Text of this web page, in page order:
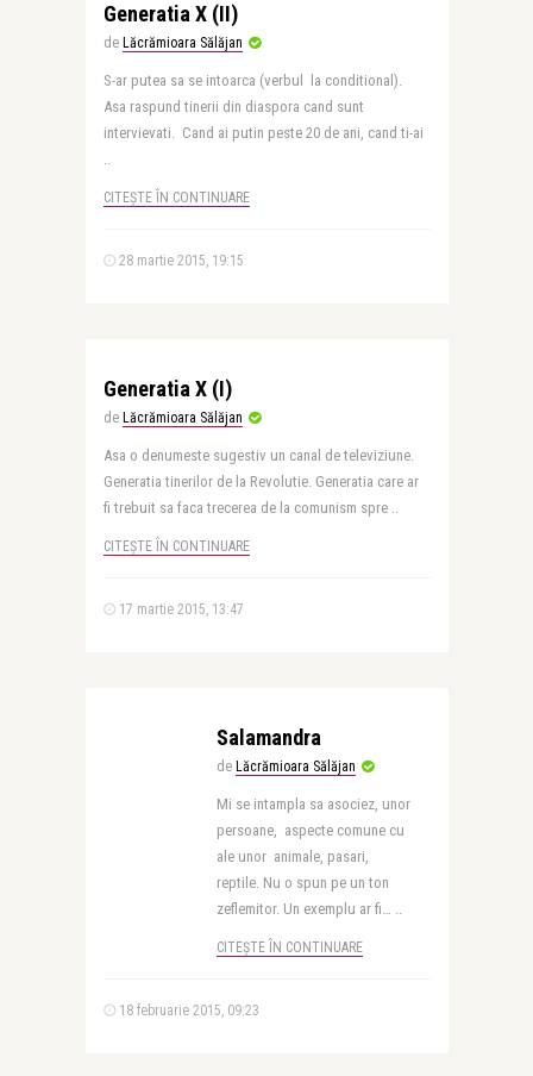
Generatia X (II)
de Lăcrămioara Sălăjan
S-ar putea sa se intoarca (verbul la conditional).
Asa raspund tinerii din diaspora cand sunt
intervievati. Cand ai putin peste 20 de ani, cand ti-ai
..
CITEȘTE ÎN CONTINUARE
28 martie 2015, 19:15
Generatia X (I)
de Lăcrămioara Sălăjan
Asa o denumeste sugestiv un canal de televiziune.
Generatia tinerilor de la Revolutie. Generatia care ar
fi trebuit sa faca trecerea de la comunism spre ..
CITEȘTE ÎN CONTINUARE
17 martie 2015, 13:47
Salamandra
de Lăcrămioara Sălăjan
Mi se intampla sa asociez, unor
persoane, aspecte comune cu
ale unor animale, pasari,
reptile. Nu o spun pe un ton
zeflemitor. Un exemplu ar fi… ..
CITEȘTE ÎN CONTINUARE
18 februarie 2015, 09:23